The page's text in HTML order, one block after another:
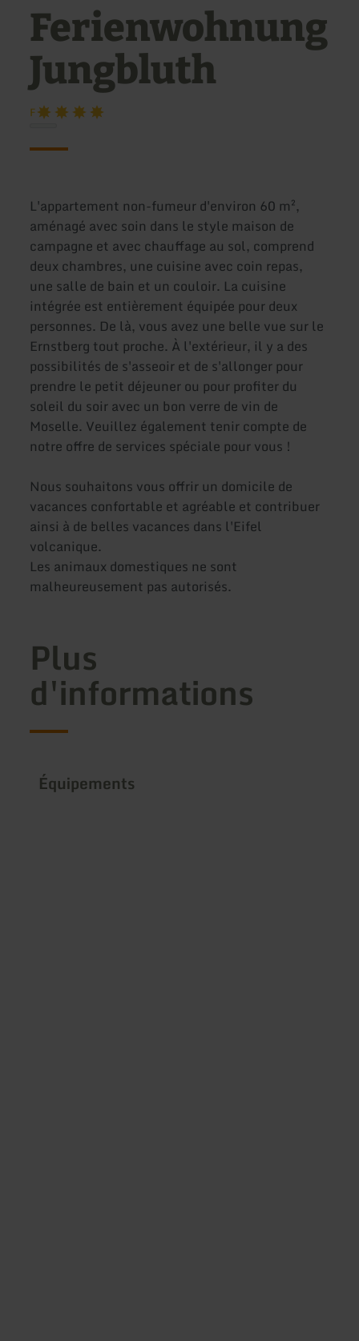
Ferienwohnung
Jungbluth
F
L'appartement non-fumeur d'environ 60 m²,
aménagé avec soin dans le style maison de
campagne et avec chauffage au sol, comprend
deux chambres, une cuisine avec coin repas,
une salle de bain et un couloir. La cuisine
intégrée est entièrement équipée pour deux
personnes. De là, vous avez une belle vue sur le
Ernstberg tout proche. À l'extérieur, il y a des
possibilités de s'asseoir et de s'allonger pour
prendre le petit déjeuner ou pour profiter du
soleil du soir avec un bon verre de vin de
Moselle. Veuillez également tenir compte de
notre offre de services spéciale pour vous !
Nous souhaitons vous offrir un domicile de
vacances confortable et agréable et contribuer
ainsi à de belles vacances dans l'Eifel
volcanique.
Les animaux domestiques ne sont
malheureusement pas autorisés.
Plus
d'informations
Équipements